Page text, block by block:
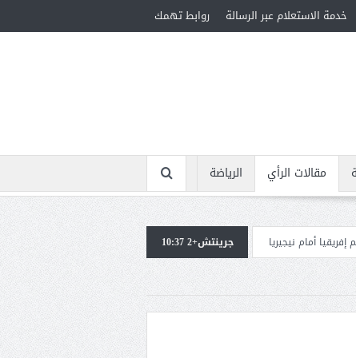
خدمة الاستعلام عبر الرسالة روابط تهمك
مقالات الرأي
الرياضة
استقبال جماهيرى حاشد لمحمد صلاح لدى وصوله إلى تركيا لإتمام انتقاله
جرينتش+2 10:37